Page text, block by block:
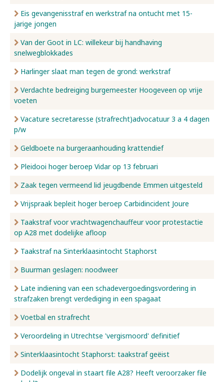
Eis gevangenisstraf en werkstraf na ontucht met 15-
jarige jongen
Van der Goot in LC: willekeur bij handhaving
snelwegblokkades
Harlinger slaat man tegen de grond: werkstraf
Verdachte bedreiging burgemeester Hoogeveen op vrije
voeten
Vacature secretaresse (strafrecht)advocatuur 3 a 4 dagen
p/w
Geldboete na burgeraanhouding krattendief
Pleidooi hoger beroep Vidar op 13 februari
Zaak tegen vermeend lid jeugdbende Emmen uitgesteld
Vrijspraak bepleit hoger beroep Carbidincident Joure
Taakstraf voor vrachtwagenchauffeur voor protestactie
op A28 met dodelijke afloop
Taakstraf na Sinterklaasintocht Staphorst
Buurman geslagen: noodweer
Late indiening van een schadevergoedingsvordering in
strafzaken brengt verdediging in een spagaat
Voetbal en strafrecht
Veroordeling in Utrechtse 'vergismoord' definitief
Sinterklaasintocht Staphorst: taakstraf geëist
Dodelijk ongeval in staart file A28? Heeft veroorzaker file